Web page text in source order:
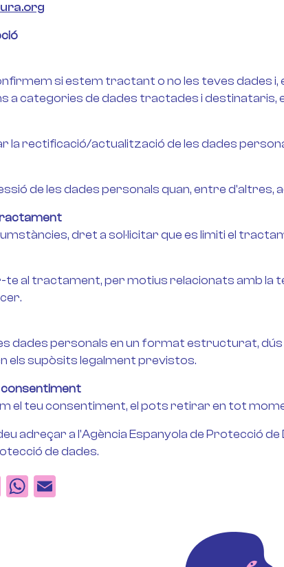
si estem tractant o no les teves dades i,
a categories de dades tractades i destinataris,
la rectificació/actualització de les dades
de les dades personals quan, entre d'altres,
dret a sol·licitar que es limiti el
te al tractament, per motius relacionats amb la
dades personals en un format estructurat,
els supòsits legalment previstos.
consentiment
el teu consentiment, el pots retirar en tot
adreçar a l'Agència Espanyola de Protecció
de dades.
Twitter
WhatsApp